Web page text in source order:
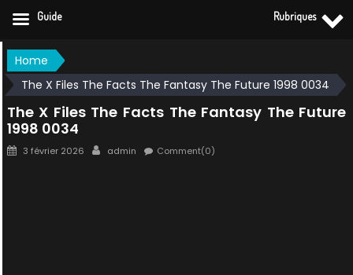
Skip
to
content
Home
The X Files The Facts The Fantasy The Future 1998 0034
The X Files The Facts The Fantasy The Future
1998 0034
Posted
3 février 2026 Author
admin Comment(0)
Guide Rubriques